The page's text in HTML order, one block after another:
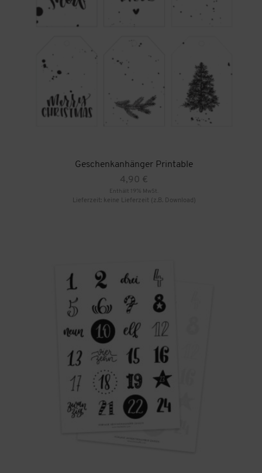
Geschenkanhänger Printable
4,90 €
Enthält 19% MwSt.
Lieferzeit: keine Lieferzeit (z.B. Download)